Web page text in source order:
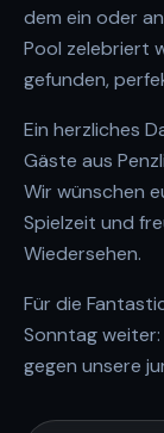
dem ein oder
Pool zelebriert
gefunden,
Ein herzliches
Gäste aus
Wir wünschen
Spielzeit und
Wiedersehen.
Für die
Sonntag
gegen unsere